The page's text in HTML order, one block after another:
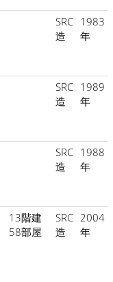
SRC
造
1983
年
SRC
造
1989
年
SRC
造
1988
年
13階建
58部屋
SRC
造
2004
年